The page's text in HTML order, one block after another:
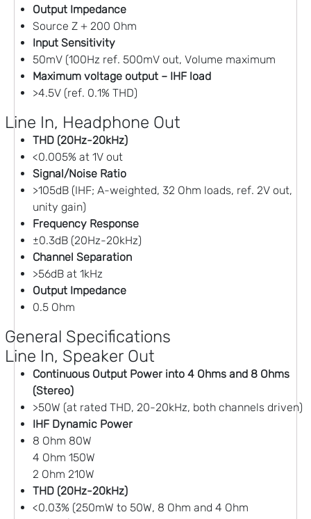
Output Impedance
Source Z + 200 Ohm
Input Sensitivity
50mV (100Hz ref. 500mV out, Volume maximum
Maximum voltage output – IHF load
>4.5V (ref. 0.1% THD)
Line In, Headphone Out
THD (20Hz-20kHz)
<0.005% at 1V out
Signal/Noise Ratio
>105dB (IHF; A-weighted, 32 Ohm loads, ref. 2V out,
unity gain)
Frequency Response
±0.3dB (20Hz-20kHz)
Channel Separation
>56dB at 1kHz
Output Impedance
0.5 Ohm
General Specifications
Line In, Speaker Out
Continuous Output Power into 4 Ohms and 8 Ohms
(Stereo)
>50W (at rated THD, 20-20kHz, both channels driven)
IHF Dynamic Power
8 Ohm 80W
4 Ohm 150W
2 Ohm 210W
THD (20Hz-20kHz)
<0.03% (250mW to 50W, 8 Ohm and 4 Ohm